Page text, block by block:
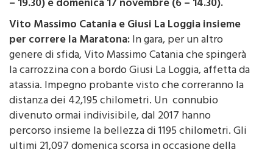
– 19.30) e domenica 17 novembre (6 – 14.30).
Vito Massimo Catania e Giusi La Loggia insieme
per correre la Maratona:In gara, per un altro
genere di sfida, Vito Massimo Catania che spingerà
la carrozzina con a bordo Giusi La Loggia, affetta da
atassia. Impegno probante visto che correranno la
distanza dei 42,195 chilometri. Un connubio
divenuto ormai indivisibile, dal 2017 hanno
percorso insieme la bellezza di 1195 chilometri. Gli
ultimi 21,097 domenica scorsa in occasione della